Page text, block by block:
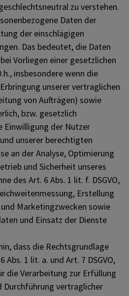
zu verstehen.
Daten der
der einschlägigen
Das bedeutet, die Daten
Vorliegen einer gesetzlichen
insbesondere wenn die
unserer vertraglichen
von Aufträgen) sowie
bzw. gesetzlich
Einwilligung der Nutzer
unserer berechtigten
an der Analyse, Optimierung
und Sicherheit unseres
des Art. 6 Abs. 1 lit. f. DSGVO,
Erstellung
Marketingzwecken sowie
und Einsatz der Dienste
dass die Rechtsgrundlage
Abs. 1 lit. a. und Art. 7 DSGVO,
die Verarbeitung zur Erfüllung
Durchführung vertraglicher